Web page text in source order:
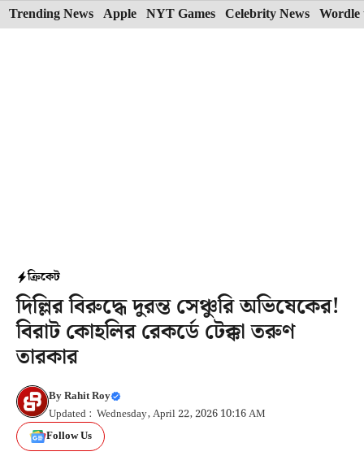
Skip
to
Trending News Apple NYT Games Celebrity News Wordle
ক্রিকেট
দিল্লির বিরুদ্ধে দুরন্ত সেঞ্চুরি অভিষেকের!
বিরাট কোহলির রেকর্ডে টেক্কা তরুণ
তারকার
ByRahit Roy
Updated : Wednesday, April 22, 2026 10:16 AM
Follow Us